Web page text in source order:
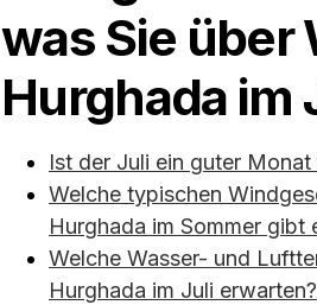
was Sie über
Hurghada im
Ist der Juli ein guter
Welche typischen
Hurghada im Sommer gibt
Welche Wasser- und
Hurghada im Juli erwarten?